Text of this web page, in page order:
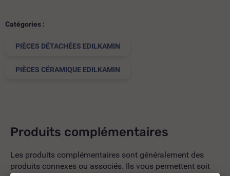
Catégories :
PIÈCES DÉTACHÉES EDILKAMIN
PIÈCES CÉRAMIQUE EDILKAMIN
Produits complémentaires
Les produits complémentaires sont généralement des
produits connexes ou associés. Ils vous permettent soit